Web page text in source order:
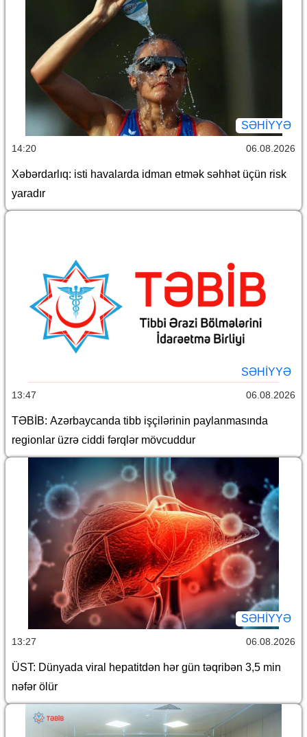
SƏHIYYƏ
14:20 06.08.2026
Xəbərdarlıq: isti havalarda idman etmək səhhət üçün risk
yaradır
SƏHIYYƏ
13:47 06.08.2026
TƏBİB: Azərbaycanda tibb işçilərinin paylanmasında
regionlar üzrə ciddi fərqlər mövcuddur
SƏHIYYƏ
13:27 06.08.2026
ÜST: Dünyada viral hepatitdən hər gün təqribən 3,5 min
nəfər ölür